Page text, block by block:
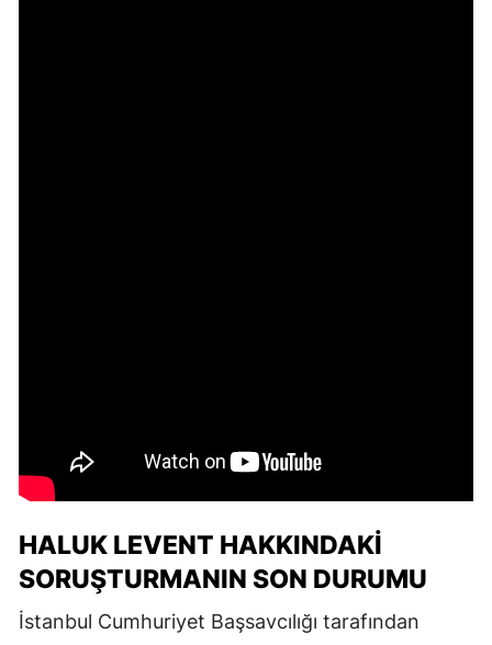
HALUK LEVENT HAKKINDAKI
SORUŞTURMANIN SON DURUMU
İstanbul Cumhuriyet Başsavcılığı tarafından